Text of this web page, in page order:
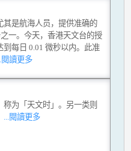
其是航海人员，提供准确的
一。今天，香港天文台的授
每日 0.01 微秒以内。此准
閱讀更多
为「天文时」。另一类则
...閱讀更多